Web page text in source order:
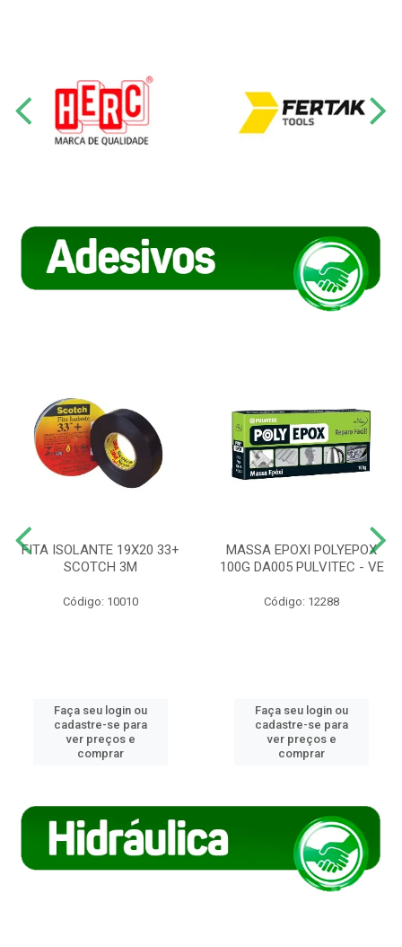
FITA ISOLANTE 19X20 33+
SCOTCH 3M
Código: 10010
Faça seu login ou
cadastre-se para
ver preços e
comprar
MASSA EPOXI POLYEPOX
100G DA005 PULVITEC - VE
Código: 12288
Faça seu login ou
cadastre-se para
ver preços e
comprar